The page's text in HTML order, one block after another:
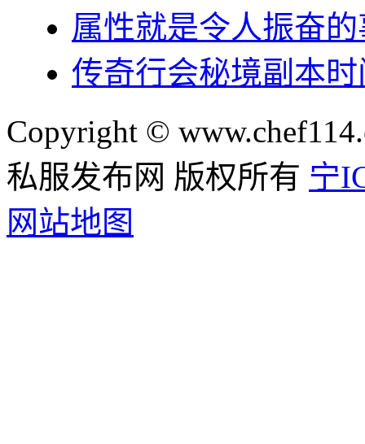
属性就是令人振奋
传奇行会秘境副本
Copyright ©
私服发布网 版权所有 宁
网站地图